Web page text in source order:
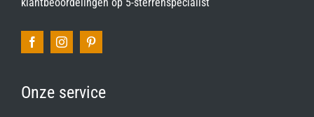
Onze service